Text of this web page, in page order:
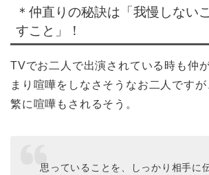
＊仲直りの秘訣は「我慢しない
すこと」！
TVでお二人で出演されている時も仲
まり喧嘩をしなさそうなお二人です
繁に喧嘩もされるそう。
思っていることを、しっかり相手に